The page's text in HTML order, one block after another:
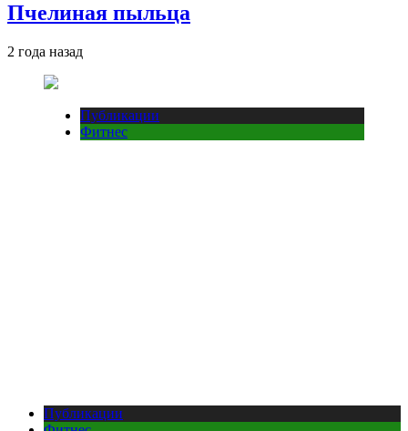
Пчелиная пыльца
2 года назад
Публикации
Фитнес
Публикации